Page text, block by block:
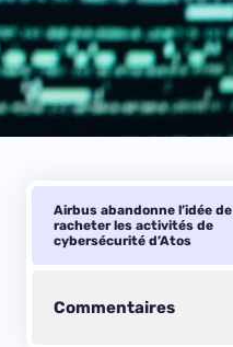
Airbus abandonne l’idée de
racheter les activités de
cybersécurité d’Atos
Commentaires